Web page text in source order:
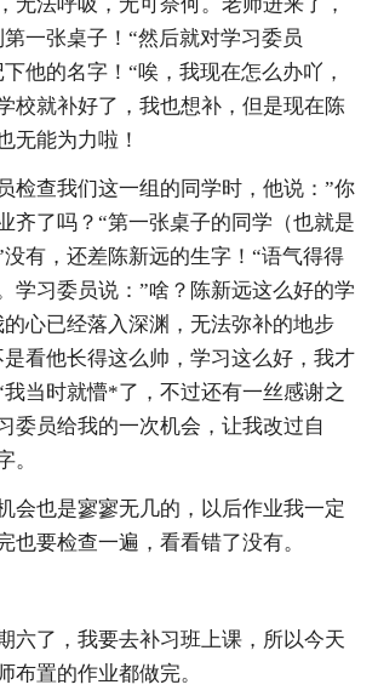
一张桌子！“然后就对学习委员
他的名字！“唉，我现在怎么办吖，
校就补好了，我也想补，但是现在陈
无能为力啦！
检查我们这一组的同学时，他说：”你
齐了吗？“第一张桌子的同学（也就是
有，还差陈新远的生字！“语气得得
学习委员说：”啥？陈新远这么好的学
心已经落入深渊，无法弥补的地步
看他长得这么帅，学习这么好，我才
当时就懵*了，不过还有一丝感谢之
委员给我的一次机会，让我改过自
。
会也是寥寥无几的，以后作业我一定
也要检查一遍，看看错了没有。
六了，我要去补习班上课，所以今天
布置的作业都做完。